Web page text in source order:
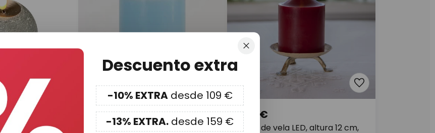
de cera LED,
Vela LED Sille, azul, altura 10 cm,
9,90 €
Llama de vela LED, altura 12 cm,
6,90 €
Cerrar
Descuento extra
-10% EXTRAdesde 109 €
-13% EXTRA. desde 159 €